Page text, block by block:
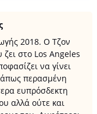
2018. Ο Τζον
στο Los Angeles
να γίνει
περασμένη
ευπρόσδεκτη
αλλά ούτε και